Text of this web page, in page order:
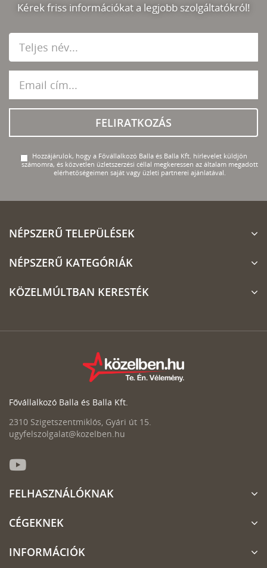
Kérek friss információkat a legjobb szolgáltatókról!
FELIRATKOZÁS
Hozzájárulok, hogy a Fővállalkozó Balla és Balla Kft. hírlevelet küldjön
számomra, és közvetlen üzletszerzési céllal megkeressen az általam megadott
elérhetőségeimen saját vagy üzleti partnerei ajánlatával.
NÉPSZERŰ TELEPÜLÉSEK
NÉPSZERŰ KATEGÓRIÁK
KÖZELMÚLTBAN KERESTÉK
Fővállalkozó Balla és Balla Kft.
2310 Szigetszentmiklós, Gyári út 15.
ugyfelszolgalat@kozelben.hu
FELHASZNÁLÓKNAK
CÉGEKNEK
INFORMÁCIÓK